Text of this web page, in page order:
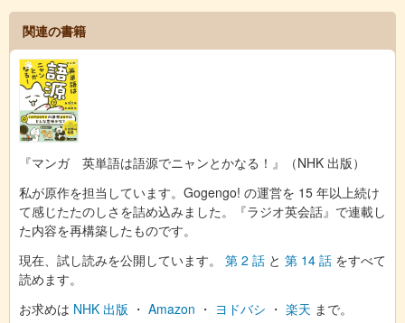
関連の書籍
『マンガ 英単語は語源でニャンとかなる！』（NHK 出版）
私が原作を担当しています。Gogengo! の運営を 15 年以上続け
て感じたたのしさを詰め込みました。『ラジオ英会話』で連載し
た内容を再構築したものです。
現在、試し読みを公開しています。 第 2 話 と 第 14 話 をすべて
読めます。
お求めは NHK 出版 ・ Amazon ・ ヨドバシ ・ 楽天 まで。